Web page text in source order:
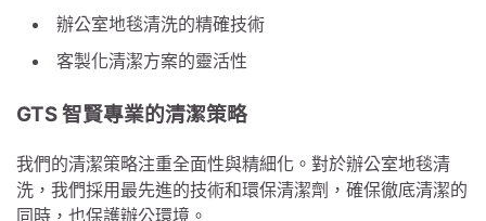
辦公室地毯清洗的精確技術
客製化清潔方案的靈活性
GTS 智賢專業的清潔策略
我們的清潔策略注重全面性與精細化。對於辦公室地毯清
洗，我們採用最先進的技術和環保清潔劑，確保徹底清潔的
同時，也保護辦公環境。